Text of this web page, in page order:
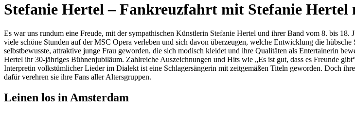
Stefanie Hertel – Fankreuzfahrt mit Stefanie Hertel
Es war uns rundum eine Freude, mit der sympathischen Künstlerin Stefanie Hertel und ihrer Band vom 8. bis
viele schöne Stunden auf der MSC Opera verleben und sich davon überzeugen, welche Entwicklung die
selbstbewusste, attraktive junge Frau geworden, die sich modisch kleidet und ihre Qualitäten als Entertainerin
Hertel ihr 30-jähriges Bühnenjubiläum. Zahlreiche Auszeichnungen und Hits wie „Es ist gut, dass es Freunde
Interpretin volkstümlicher Lieder im Dialekt ist eine Schlagersängerin mit zeitgemäßen Titeln geworden. Doch
dafür verehren sie ihre Fans aller Altersgruppen.
Leinen los in Amsterdam